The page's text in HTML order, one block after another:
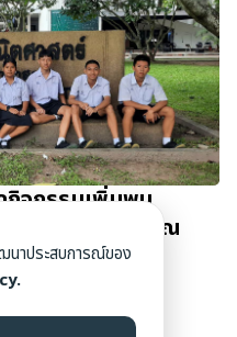
กิจกรรมเพิ่มพูน
Math ม.4-5 ณ
นาประสบการณ์ของ